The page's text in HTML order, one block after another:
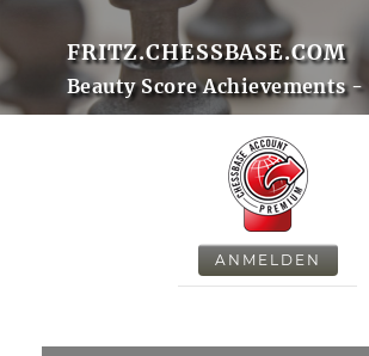
FRITZ.CHESSBASE.COM
Beauty Score Achievements -
ANMELDEN